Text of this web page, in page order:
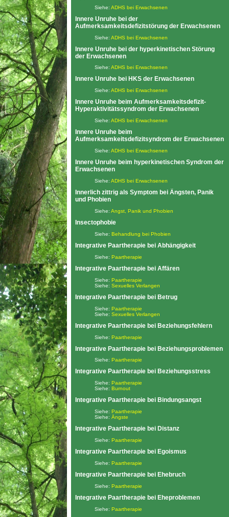
Siehe: ADHS bei Erwachsenen
Innere Unruhe bei der
Aufmerksamkeitsdefizitstörung der Erwachsenen
Siehe: ADHS bei Erwachsenen
Innere Unruhe bei der hyperkinetischen Störung
der Erwachsenen
Siehe: ADHS bei Erwachsenen
Innere Unruhe bei HKS der Erwachsenen
Siehe: ADHS bei Erwachsenen
Innere Unruhe beim Aufmerksamkeitsdefizit-
Hyperaktivitätssyndrom der Erwachsenen
Siehe: ADHS bei Erwachsenen
Innere Unruhe beim
Aufmerksamkeitsdefizitsyndrom der Erwachsenen
Siehe: ADHS bei Erwachsenen
Innere Unruhe beim hyperkinetischen Syndrom der
Erwachsenen
Siehe: ADHS bei Erwachsenen
Innerlich zittrig als Symptom bei Ängsten, Panik
und Phobien
Siehe: Angst, Panik und Phobien
Insectophobie
Siehe: Behandlung bei Phobien
Integrative Paartherapie bei Abhängigkeit
Siehe: Paartherapie
Integrative Paartherapie bei Affären
Siehe: Paartherapie
Siehe: Sexuelles Verlangen
Integrative Paartherapie bei Betrug
Siehe: Paartherapie
Siehe: Sexuelles Verlangen
Integrative Paartherapie bei Beziehungsfehlern
Siehe: Paartherapie
Integrative Paartherapie bei Beziehungsproblemen
Siehe: Paartherapie
Integrative Paartherapie bei Beziehungsstress
Siehe: Paartherapie
Siehe: Burnout
Integrative Paartherapie bei Bindungsangst
Siehe: Paartherapie
Siehe: Ängste
Integrative Paartherapie bei Distanz
Siehe: Paartherapie
Integrative Paartherapie bei Egoismus
Siehe: Paartherapie
Integrative Paartherapie bei Ehebruch
Siehe: Paartherapie
Integrative Paartherapie bei Eheproblemen
Siehe: Paartherapie